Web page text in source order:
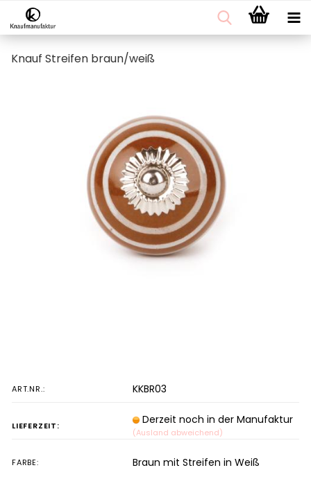
Knauf Streifen braun/weiß
ART.NR.: KKBR03
LIEFERZEIT: Derzeit noch in der Manufaktur
(Ausland abweichend)
FARBE: Braun mit Streifen in Weiß